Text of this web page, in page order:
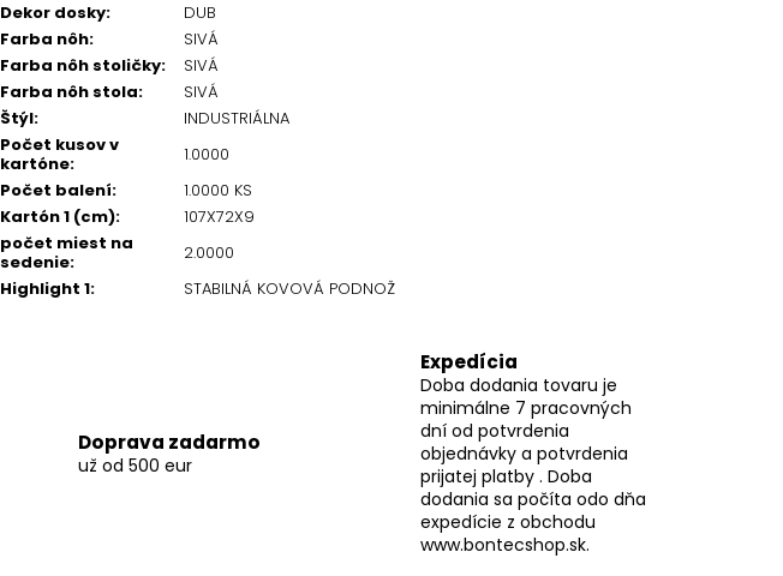
Dekor dosky:
DUB
Farba nôh:
SIVÁ
Farba nôh stoličky:
SIVÁ
Farba nôh stola:
SIVÁ
Štýl:
INDUSTRIÁLNA
Počet kusov v
kartóne:
1.0000
Počet balení:
1.0000 KS
Kartón 1 (cm):
107X72X9
počet miest na
sedenie:
2.0000
Highlight 1: STABILNÁ KOVOVÁ PODNOŽ
Doprava zadarmo
už od 500 eur
Expedícia
Doba dodania tovaru je
minimálne 7 pracovných
dní od potvrdenia
objednávky a potvrdenia
prijatej platby . Doba
dodania sa počíta odo dňa
expedície z obchodu
www.bontecshop.sk.